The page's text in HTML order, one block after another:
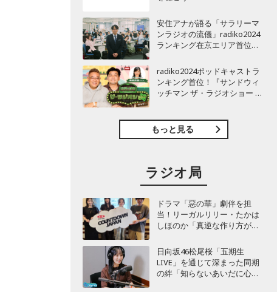
安住アナが語る「サラリーマ
ンラジオの流儀」radiko2024
ランキング在京エリア首位
曜天国』インタビュー
radiko2024ポッドキャストラ
ンキング首位！『サンドウィ
ッチマン ザ・ラジオショー サ
もっと見る
ラジオ局
ドラマ「惡の華」劇伴を担
当！リーガルリリー・たかは
しほのか「真逆な作り方が面
ー」制作秘話も
日向坂46松尾桜「五期生
LIVE」を通じて深まった同期
の絆「知らないあいだに心の